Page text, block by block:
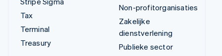
Tax
Terminal
Treasury
Non-profitorganisaties
Zakelijke
dienstverlening
Publieke sector